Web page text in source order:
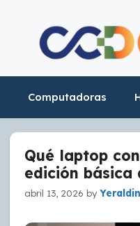
Computadoras
Qué laptop
edición
abril 13, 2026 by